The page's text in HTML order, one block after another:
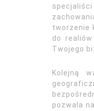
specjaliści
tworzenie
do
Twojego
Kolejną
pozwala